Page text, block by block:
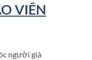
VIÊN
người già